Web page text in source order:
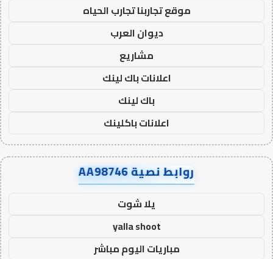
موقع تجاربنا تجارب الحياه
ديوان العرب
مشاريع
اعلانات باك لينك
باك لينك
اعلانات باكلينك
روابط نصية AA98746
يلا شوت
yalla shoot
مباريات اليوم مباشر